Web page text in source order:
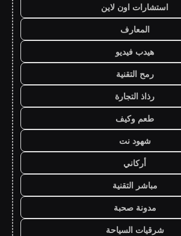
استشارات اون لاين
المعارف
هيدب فيديو
رمح التقنية
رذاذ التجارة
طعم وكيف
شهود نت
أركاني
مباشر التقنية
مدونة صحبة
شرقيات السياحة